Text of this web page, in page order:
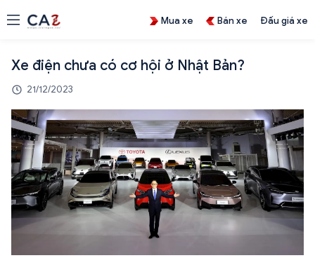
Mua xe Bán xe Đấu giá xe
Xe điện chưa có cơ hội ở Nhật Bản?
21/12/2023